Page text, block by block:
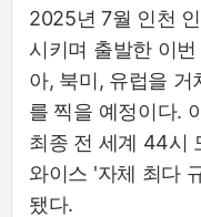
2025년 7월 인천
시키며 출발한 이
아, 북미, 유럽을 거
를 찍을 예정이다.
최종 전 세계 44시
와이스 '자체 최다
됐다.